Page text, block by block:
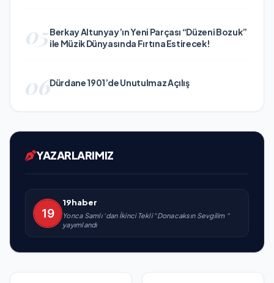
05Berkay Altunyay’ın Yeni Parçası “Düzeni Bozuk”
ile Müzik Dünyasında Fırtına Estirecek!
06Dürdane 1901’de Unutulmaz Açılış
YAZARLARIMIZ
19haber
Yonca Samlı ‘dan İkinci Tekli “Donacaksın Sevgilim “
yayımlandı